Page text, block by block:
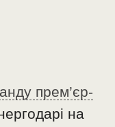
прем’єр-
на